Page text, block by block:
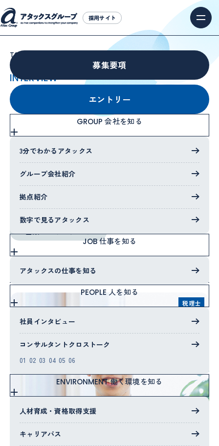
採用サイト
採用サイト
募集要項
エントリー
GROUP 会社を知る
3分でわかるアタックス
グループ会社紹介
拠点紹介
数字で見るアタックス
JOB 仕事を知る
アタックスの仕事を知る
PEOPLE 人を知る
社員インタビュー
コンサルタントクロストーク
01 02 03 04 05 06
ENVIRONMENT 働く環境を知る
人材育成・資格取得支援
キャリアパス
TOP
INTERVIEW
社員インタビュー
ALL 公認会計士
税理士 中小企業診断士
社会保険労務士 人事コンサルタント
すべてのインタビュー
税理士